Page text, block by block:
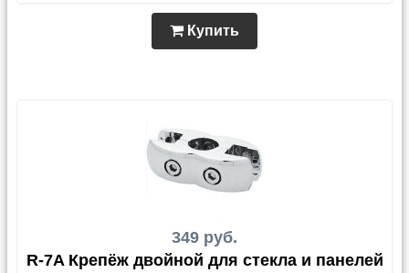
Купить
349 руб.
R-7A Крепёж двойной для стекла и панелей